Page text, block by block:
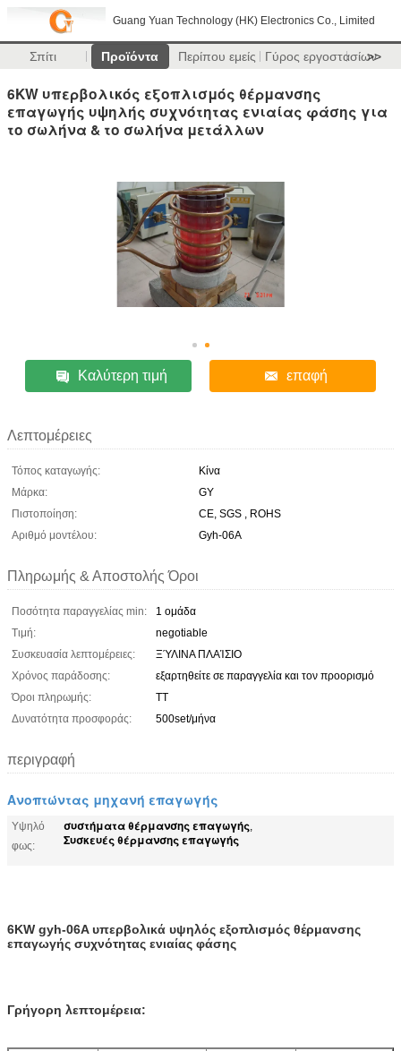
Guang Yuan Technology (HK) Electronics Co., Limited
Σπίτι Προϊόντα Περίπου εμείς Γύρος εργοστασίων
>>
6KW υπερβολικός εξοπλισμός θέρμανσης
επαγωγής υψηλής συχνότητας ενιαίας φάσης για
το σωλήνα & το σωλήνα μετάλλων
Καλύτερη τιμή επαφή
Λεπτομέρειες
Τόπος καταγωγής:
Κίνα
Μάρκα:
GY
Πιστοποίηση:
CE, SGS , ROHS
Αριθμό μοντέλου:
Gyh-06A
Πληρωμής & Αποστολής Όροι
Ποσότητα παραγγελίας min:
1 ομάδα
Τιμή:
negotiable
Συσκευασία λεπτομέρειες:
ΞΎΛΙΝΑ ΠΛΑΊΣΙΟ
Χρόνος παράδοσης:
εξαρτηθείτε σε παραγγελία και τον προορισμό
Όροι πληρωμής:
TT
Δυνατότητα προσφοράς:
500set/μήνα
περιγραφή
Ανοπτώντας μηχανή επαγωγής
Υψηλό
φως:
συστήματα θέρμανσης επαγωγής,
Συσκευές θέρμανσης επαγωγής
6KW gyh-06A υπερβολικά υψηλός εξοπλισμός θέρμανσης
επαγωγής συχνότητας ενιαίας φάσης
Γρήγορη λεπτομέρεια: